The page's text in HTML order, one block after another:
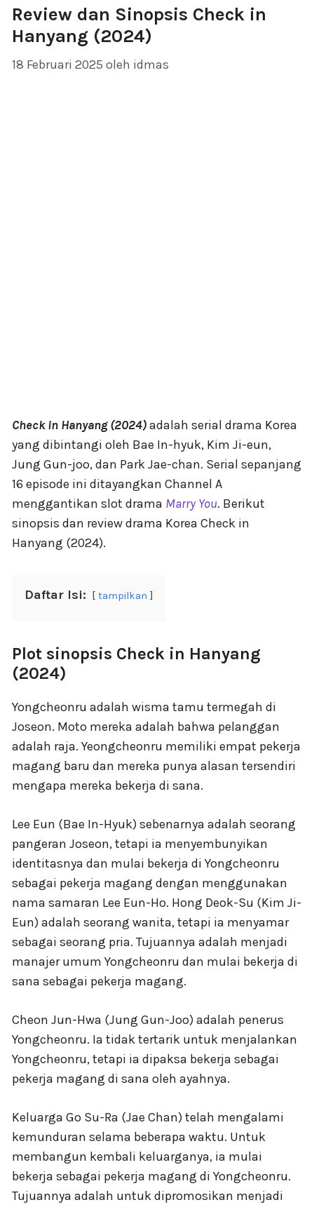
Review dan Sinopsis Check in
Hanyang (2024)
18 Februari 2025 oleh idmas
Check in Hanyang (2024)adalah serial drama Korea
yang dibintangi oleh Bae In-hyuk, Kim Ji-eun,
Jung Gun-joo, dan Park Jae-chan. Serial sepanjang
16 episode ini ditayangkan Channel A
menggantikan slot drama Marry You. Berikut
sinopsis dan review drama Korea Check in
Hanyang (2024).
Daftar Isi: tampilkan
Plot sinopsis Check in Hanyang
(2024)
Yongcheonru adalah wisma tamu termegah di
Joseon. Moto mereka adalah bahwa pelanggan
adalah raja. Yeongcheonru memiliki empat pekerja
magang baru dan mereka punya alasan tersendiri
mengapa mereka bekerja di sana.
Lee Eun (Bae In-Hyuk) sebenarnya adalah seorang
pangeran Joseon, tetapi ia menyembunyikan
identitasnya dan mulai bekerja di Yongcheonru
sebagai pekerja magang dengan menggunakan
nama samaran Lee Eun-Ho. Hong Deok-Su (Kim Ji-
Eun) adalah seorang wanita, tetapi ia menyamar
sebagai seorang pria. Tujuannya adalah menjadi
manajer umum Yongcheonru dan mulai bekerja di
sana sebagai pekerja magang.
Cheon Jun-Hwa (Jung Gun-Joo) adalah penerus
Yongcheonru. Ia tidak tertarik untuk menjalankan
Yongcheonru, tetapi ia dipaksa bekerja sebagai
pekerja magang di sana oleh ayahnya.
Keluarga Go Su-Ra (Jae Chan) telah mengalami
kemunduran selama beberapa waktu. Untuk
membangun kembali keluarganya, ia mulai
bekerja sebagai pekerja magang di Yongcheonru.
Tujuannya adalah untuk dipromosikan menjadi